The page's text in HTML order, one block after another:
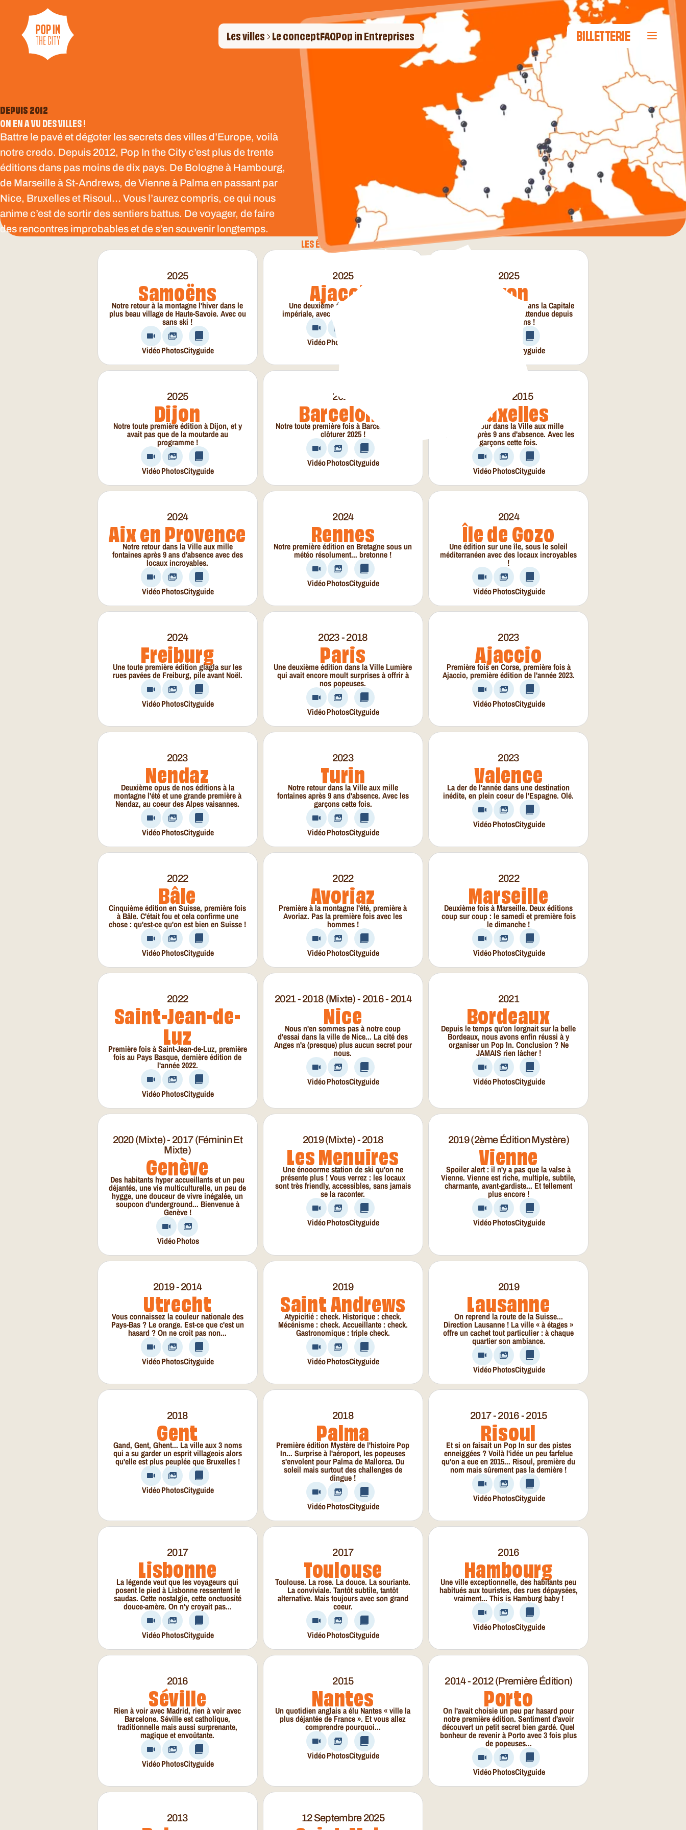
Les villes Le conceptFAQPop in Entreprises BILLETTERIE
DEPUIS 2012
ON EN A VU DES VILLES !
Battre le pavé et dégoter les secrets des villes d’Europe, voilà
notre credo. Depuis 2012, Pop In the City c’est plus de trente
éditions dans pas moins de dix pays. De Bologne à Hambourg,
de Marseille à St-Andrews, de Vienne à Palma en passant par
Nice, Bruxelles et Risoul… Vous l’aurez compris, ce qui nous
anime c’est de sortir des sentiers battus. De voyager, de faire
des rencontres improbables et de s’en souvenir longtemps.
LES ÉDITIONS PASSÉES
2025
Samoëns
Notre retour à la montagne l'hiver dans le
plus beau village de Haute-Savoie. Avec ou
sans ski !
VidéoPhotosCityguide
2025
Ajaccio
Une deuxième édition dans la Cité
impériale, avec les garçons cette fois !
VidéoPhotos
2025
Lyon
Notre toute première fois dans la Capitale
des Gaules. Une édition attendue depuis
plus de dix ans !
Cityguide
2025
Dijon
Notre toute première édition à Dijon, et y
avait pas que de la moutarde au
programme !
VidéoPhotosCityguide
2025
Barcelone
Notre toute première fois à Barcelone pour
clôturer 2025 !
VidéoPhotosCityguide
2024 - 2015
Bruxelles
Notre retour dans la Ville aux mille
fontaines après 9 ans d'absence. Avec les
garçons cette fois.
VidéoPhotosCityguide
2024
Aix en Provence
Notre retour dans la Ville aux mille
fontaines après 9 ans d'absence avec des
locaux incroyables.
VidéoPhotosCityguide
2024
Rennes
Notre première édition en Bretagne sous un
météo résolument... bretonne !
VidéoPhotosCityguide
2024
Île de Gozo
Une édition sur une île, sous le soleil
méditerranéen avec des locaux incroyables
!
VidéoPhotosCityguide
2024
Freiburg
Une toute première édition glagla sur les
rues pavées de Freiburg, pile avant Noël.
VidéoPhotosCityguide
2023 - 2018
Paris
Une deuxième édition dans la Ville Lumière
qui avait encore moult surprises à offrir à
nos popeuses.
VidéoPhotosCityguide
2023
Ajaccio
Première fois en Corse, première fois à
Ajaccio, première édition de l'année 2023.
VidéoPhotosCityguide
2023
Nendaz
Deuxième opus de nos éditions à la
montagne l'été et une grande première à
Nendaz, au coeur des Alpes vaisannes.
VidéoPhotosCityguide
2023
Turin
Notre retour dans la Ville aux mille
fontaines après 9 ans d'absence. Avec les
garçons cette fois.
VidéoPhotosCityguide
2023
Valence
La der de l'année dans une destination
inédite, en plein coeur de l'Espagne. Olé.
VidéoPhotosCityguide
2022
Bâle
Cinquième édition en Suisse, première fois
à Bâle. C'était fou et cela confirme une
chose : qu'est-ce qu'on est bien en Suisse !
VidéoPhotosCityguide
2022
Avoriaz
Première à la montagne l'été, première à
Avoriaz. Pas la première fois avec les
hommes !
VidéoPhotosCityguide
2022
Marseille
Deuxième fois à Marseille. Deux éditions
coup sur coup : le samedi et première fois
le dimanche !
VidéoPhotosCityguide
2022
Saint-Jean-de-
Luz
Première fois à Saint-Jean-de-Luz, première
fois au Pays Basque, dernière édition de
l'année 2022.
VidéoPhotosCityguide
2021 - 2018 (mixte) - 2016 - 2014
Nice
Nous n'en sommes pas à notre coup
d'essai dans la ville de Nice... La cité des
Anges n'a (presque) plus aucun secret pour
nous.
VidéoPhotosCityguide
2021
Bordeaux
Depuis le temps qu'on lorgnait sur la belle
Bordeaux, nous avons enfin réussi à y
organiser un Pop In. Conclusion ? Ne
JAMAIS rien lâcher !
VidéoPhotosCityguide
2020 (mixte) - 2017 (féminin Et
Mixte)
Genève
Des habitants hyper accueillants et un peu
déjantés, une vie multiculturelle, un peu de
hygge, une douceur de vivre inégalée, un
soupcon d'underground... Bienvenue à
Genève !
VidéoPhotos
2019 (mixte) - 2018
Les Menuires
Une énooorme station de ski qu'on ne
présente plus ! Vous verrez : les locaux
sont très friendly, accessibles, sans jamais
se la raconter.
VidéoPhotosCityguide
2019 (2ème Édition Mystère)
Vienne
Spoiler alert : il n'y a pas que la valse à
Vienne. Vienne est riche, multiple, subtile,
charmante, avant-gardiste... Et tellement
plus encore !
VidéoPhotosCityguide
2019 - 2014
Utrecht
Vous connaissez la couleur nationale des
Pays-Bas ? Le orange. Est-ce que c'est un
hasard ? On ne croit pas non...
VidéoPhotosCityguide
2019
Saint Andrews
Atypicitié : check. Historique : check.
Mécénisme : check. Accueillante : check.
Gastronomique : triple check.
VidéoPhotosCityguide
2019
Lausanne
On reprend la route de la Suisse...
Direction Lausanne ! La ville « à étages »
offre un cachet tout particulier : à chaque
quartier son ambiance.
VidéoPhotosCityguide
2018
Gent
Gand, Gent, Ghent... La ville aux 3 noms
qui a su garder un esprit villageois alors
qu'elle est plus peuplée que Bruxelles !
VidéoPhotosCityguide
2018
Palma
Première édition Mystère de l'histoire Pop
In... Surprise à l'aéroport, les popeuses
s'envolent pour Palma de Mallorca. Du
soleil mais surtout des challenges de
dingue !
VidéoPhotosCityguide
2017 - 2016 - 2015
Risoul
Et si on faisait un Pop In sur des pistes
enneiggées ? Voilà l'idée un peu farfelue
qu'on a eue en 2015... Risoul, première du
nom mais sûrement pas la dernière !
VidéoPhotosCityguide
2017
Lisbonne
La légende veut que les voyageurs qui
posent le pied à Lisbonne ressentent le
saudas. Cette nostalgie, cette onctuosité
douce-amère. On n'y croyait pas...
VidéoPhotosCityguide
2017
Toulouse
Toulouse. La rose. La douce. La souriante.
La conviviale. Tantôt subtile, tantôt
alternative. Mais toujours avec son grand
coeur.
VidéoPhotosCityguide
2016
Hambourg
Une ville exceptionnelle, des habitants peu
habitués aux touristes, des rues dépaysées,
vraiment... This is Hamburg baby !
VidéoPhotosCityguide
2016
Séville
Rien à voir avec Madrid, rien à voir avec
Barcelone. Séville est catholique,
traditionnelle mais aussi surprenante,
magique et envoûtante.
VidéoPhotosCityguide
2015
Nantes
Un quotidien anglais a élu Nantes « ville la
plus déjantée de France ». Et vous allez
comprendre pourquoi...
VidéoPhotosCityguide
2014 - 2012 (première Édition)
Porto
On l'avait choisie un peu par hasard pour
notre première édition. Sentiment d'avoir
découvert un petit secret bien gardé. Quel
bonheur de revenir à Porto avec 3 fois plus
de popeuses...
VidéoPhotosCityguide
2013 12 Septembre 2025